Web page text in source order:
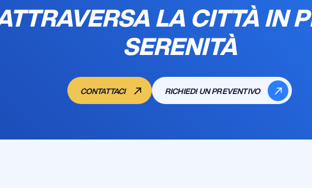
LA CITTÀ IN
SERENITÀ
CONTATTACI RICHIEDI UN PREVENTIVO